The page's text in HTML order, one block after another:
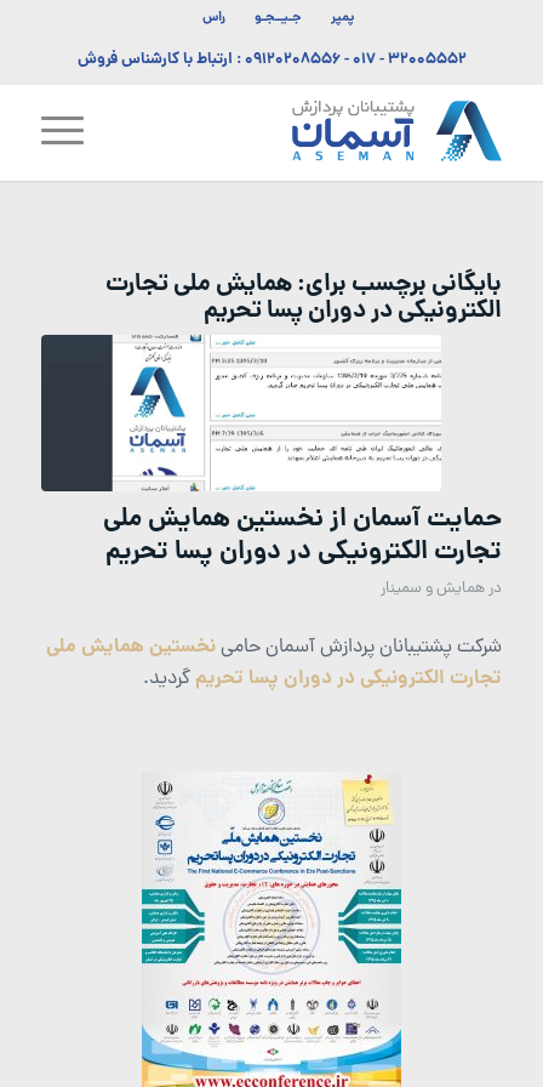
پمپر جـیــجـو راس
۳۲۰۰۵۵۵۲ - ۰۱۷ -۰۹۱۲۰۲۰۸۵۵۶: ارتباط با کارشناس فروش
بایگانی برچسب برای:همایش ملی تجارت
الکترونیکی در دوران پسا تحریم
حمایت آسمان از نخستین همایش ملی
تجارت الکترونیکی در دوران پسا تحریم
درهمایش و سمینار
شرکت پشتیبانان پردازش آسمان حامینخستین همایش ملی
تجارت الکترونیکی در دوران پسا تحریم گردید.